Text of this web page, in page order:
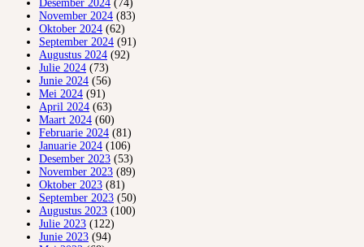
Desember 2024 (74)
November 2024 (83)
Oktober 2024 (62)
September 2024 (91)
Augustus 2024 (92)
Julie 2024 (73)
Junie 2024 (56)
Mei 2024 (91)
April 2024 (63)
Maart 2024 (60)
Februarie 2024 (81)
Januarie 2024 (106)
Desember 2023 (53)
November 2023 (89)
Oktober 2023 (81)
September 2023 (50)
Augustus 2023 (100)
Julie 2023 (122)
Junie 2023 (94)